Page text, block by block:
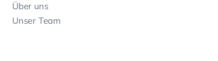
Über uns
Unser Team